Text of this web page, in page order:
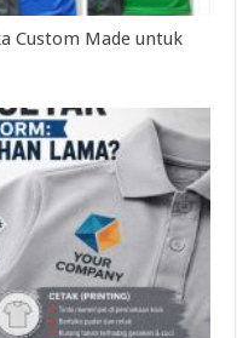
Custom Made untuk